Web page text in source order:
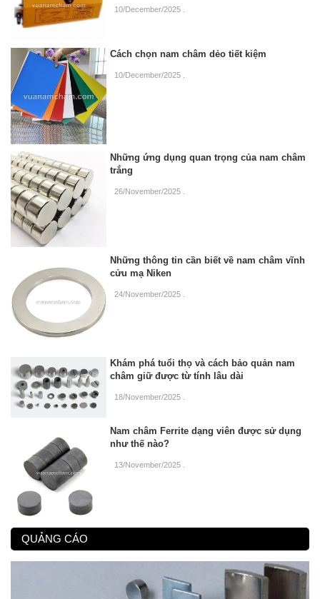
10/December/2025
Cách chọn nam châm dẻo tiết kiệm
10/December/2025
Những ứng dụng quan trọng của nam châm
trắng
26/November/2025
Những thông tin cần biết về nam châm vĩnh
cửu mạ Niken
24/November/2025
Khám phá tuổi thọ và cách bảo quản nam
châm giữ được từ tính lâu dài
18/November/2025
Nam châm Ferrite dạng viên được sử dụng
như thế nào?
13/November/2025
QUẢNG CÁO